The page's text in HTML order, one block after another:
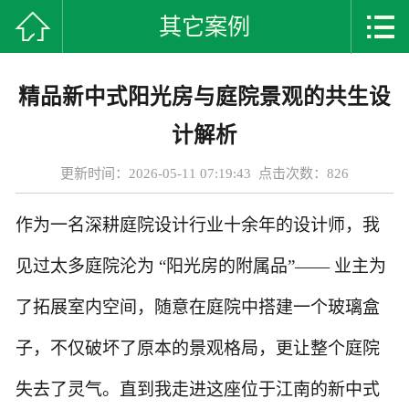
阳光房动态
生产基地
技术知识
科普知识
阳光房杂谈
 其它案例 
精品新中式阳光房与庭院景观的共生设
计解析
更新时间：2026-05-11 07:19:43 点击次数： 826
作为一名深耕庭院设计行业十余年的设计师，我
见过太多庭院沦为 “阳光房的附属品”—— 业主为
了拓展室内空间，随意在庭院中搭建一个玻璃盒
子，不仅破坏了原本的景观格局，更让整个庭院
失去了灵气。直到我走进这座位于江南的新中式